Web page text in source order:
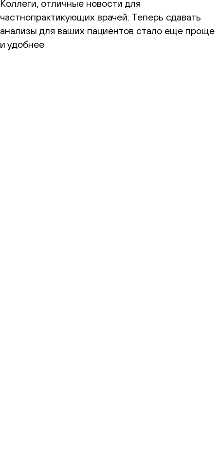
Коллеги, отличные новости для
частнопрактикующих врачей. Теперь сдавать
анализы для ваших пациентов стало еще проще
и удобнее